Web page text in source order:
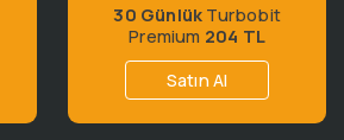
30 Günlük Turbobit
Premium 204 TL
Satın Al